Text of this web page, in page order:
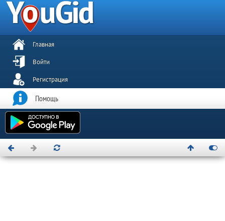
Главная
Войти
Регистрация
Помощь